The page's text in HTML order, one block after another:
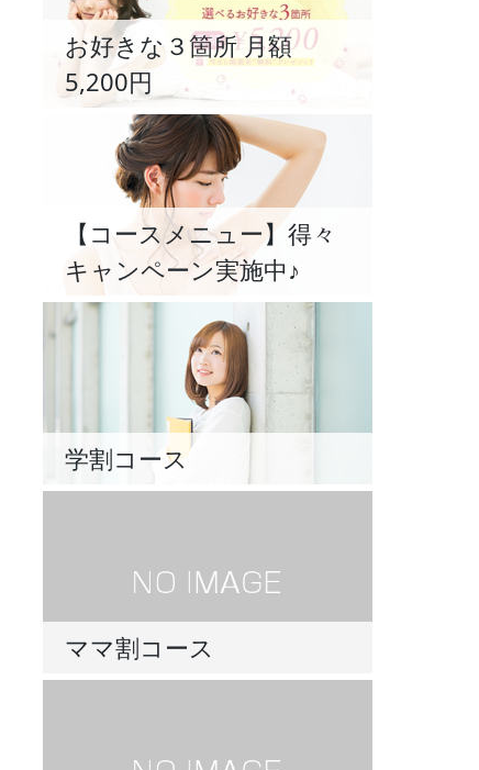
お好きな３箇所 月額
5,200円
【コースメニュー】得々
キャンペーン実施中♪
学割コース
ママ割コース